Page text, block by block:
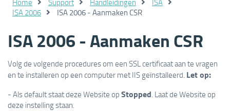
Home Support Handleidingen
ISA
ISA 2006
ISA 2006 - Aanmaken CSR
ISA 2006 - Aanmaken CSR
Volg de volgende procedures om een SSL certificaat aan te vragen
en te installeren op een computer met IIS geïnstalleerd. Let op:
- Als default staat deze Website op Stopped. Laat de Website op
deze instelling staan.